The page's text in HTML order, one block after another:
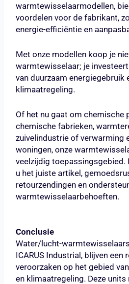
warmtewisselaarmodellen,
voordelen voor de fabrikant,
energie-efficiëntie en
Met onze modellen koop je
warmtewisselaar; je
van duurzaam energiegebruik
klimaatregeling.
Of het nu gaat om chemische
chemische fabrieken,
zuivelindustrie of verwarming
woningen, onze
veelzijdig toepassingsgebied.
u het juiste artikel,
retourzendingen en
warmtewisselaarbehoeften.
Conclusie
Water/lucht-
ICARUS Industrial, blijven een
veroorzaken op het gebied
en klimaatregeling. Deze